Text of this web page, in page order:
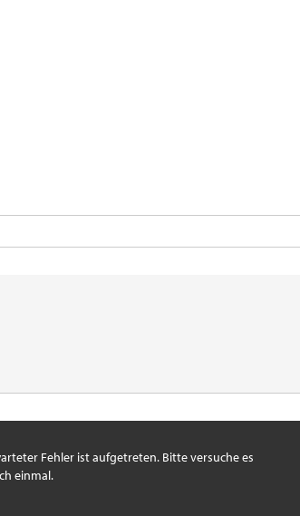
Fehler ist aufgetreten. Bitte versuche es
einmal.